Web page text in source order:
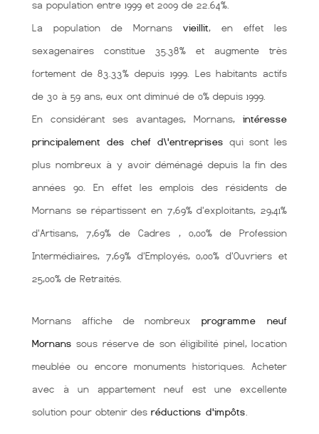
sa population entre 1999 et 2009 de 22.64%.
La population de Mornansvieillit, en effet les
sexagenaires constitue 35.38% et augmente très
fortement de 83.33% depuis 1999. Les habitants actifs
de 30 à 59 ans, eux ont diminué de 0% depuis 1999.
En considérant ses avantages, Mornans, intéresse
principalement des chef d\'entreprises qui sont les
plus nombreux à y avoir déménagé depuis la fin des
années 90. En effet les emplois des résidents de
Mornans se répartissent en 7,69% d'exploitants, 29,41%
d'Artisans, 7,69% de Cadres , 0,00% de Profession
Intermédiaires, 7,69% d'Employés, 0,00% d'Ouvriers et
25,00% de Retraités.
Mornans affiche de nombreuxprogramme neuf
Mornans sous réserve de son éligibilité pinel, location
meublée ou encore monuments historiques. Acheter
avec à un appartement neuf est une excellente
solution pour obtenir des réductions d'impôts